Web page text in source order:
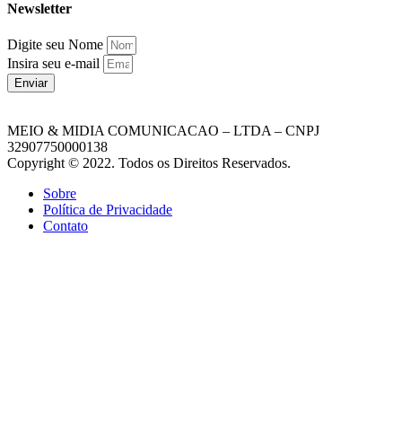
Newsletter
Digite seu Nome
Insira seu e-mail
Enviar
MEIO & MIDIA COMUNICACAO – LTDA – CNPJ
32907750000138
Copyright © 2022. Todos os Direitos Reservados.
Sobre
Política de Privacidade
Contato